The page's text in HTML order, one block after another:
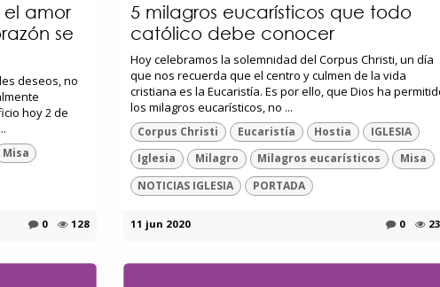
el amor
se
deseos, no
hoy 2 de
Misa
0 128
5 milagros eucarísticos que todo
católico debe conocer
Hoy celebramos la solemnidad del Corpus Christi, un día
que nos recuerda que el centro y culmen de la vida
cristiana es la Eucaristía. Es por ello, que Dios ha
los milagros eucarísticos, no ...
Corpus Christi Eucaristía Hostia
IGLESIA
Iglesia
Milagro Milagros eucarísticos
Misa
NOTICIAS IGLESIA
PORTADA
11 jun 2020 0